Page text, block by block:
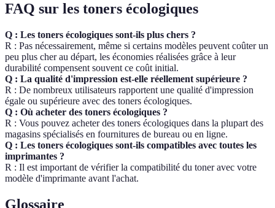
FAQ sur les toners écologiques
Q : Les toners écologiques sont-ils plus chers ?
R : Pas nécessairement, même si certains modèles peuvent coûter un
peu plus cher au départ, les économies réalisées grâce à leur
durabilité compensent souvent ce coût initial.
Q : La qualité d'impression est-elle réellement supérieure ?
R : De nombreux utilisateurs rapportent une qualité d'impression
égale ou supérieure avec des toners écologiques.
Q : Où acheter des toners écologiques ?
R : Vous pouvez acheter des toners écologiques dans la plupart des
magasins spécialisés en fournitures de bureau ou en ligne.
Q : Les toners écologiques sont-ils compatibles avec toutes les
imprimantes ?
R : Il est important de vérifier la compatibilité du toner avec votre
modèle d'imprimante avant l'achat.
Glossaire